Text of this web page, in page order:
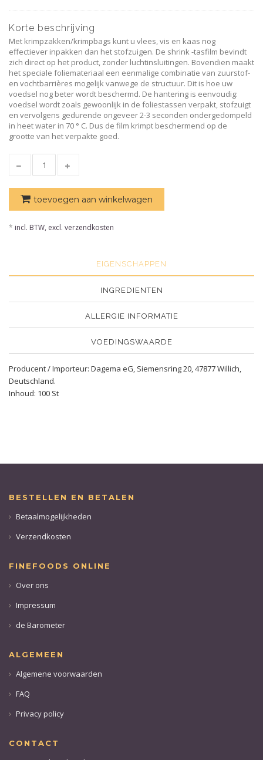
Korte beschrijving
Met krimpzakken/krimpbags kunt u vlees, vis en kaas nog
effectiever inpakken dan het stofzuigen. De shrink -tasfilm bevindt
zich direct op het product, zonder luchtinsluitingen. Bovendien maakt
het speciale foliemateriaal een eenmalige combinatie van zuurstof-
en vochtbarrières mogelijk vanwege de structuur. Dit is hoe uw
voedsel nog beter wordt beschermd. De hantering is eenvoudig:
voedsel wordt zoals gewoonlijk in de foliestassen verpakt, stofzuigt
en vervolgens gedurende ongeveer 2-3 seconden ondergedompeld
in heet water in 70 ° C. Dus de film krimpt beschermend op de
grootte van het verpakte goed.
toevoegen aan winkelwagen
* incl. BTW, excl. verzendkosten
EIGENSCHAPPEN
INGREDIENTEN
ALLERGIE INFORMATIE
VOEDINGSWAARDE
Producent / Importeur: Dagema eG, Siemensring 20, 47877 Willich,
Deutschland.
Inhoud: 100 St
BESTELLEN EN BETALEN
Betaalmogelijkheden
Verzendkosten
FINEFOODS ONLINE
Over ons
Impressum
de Barometer
ALGEMEEN
Algemene voorwaarden
FAQ
Privacy policy
CONTACT